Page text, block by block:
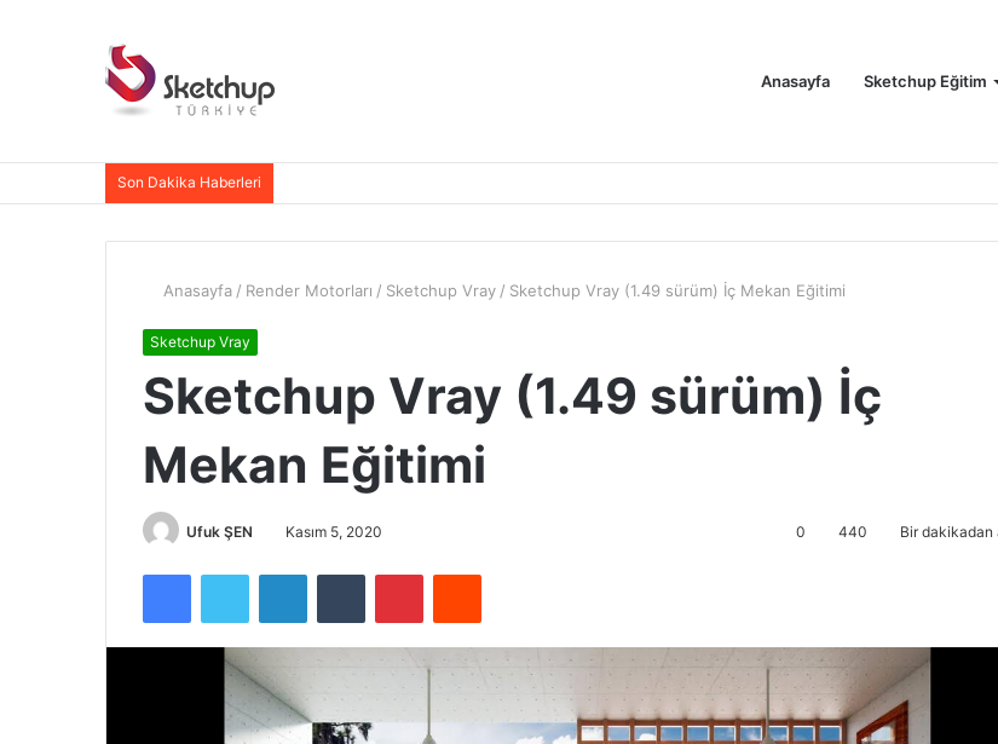
Anasayfa Sketchup Eğitim
Son Dakika Haberleri
Anasayfa / Render Motorları / Sketchup Vray / Sketchup Vray (1.49 sürüm) İç Mekan Eğitimi
Sketchup Vray
Sketchup Vray (1.49 sürüm) İç
Mekan Eğitimi
Ufuk ŞEN Kasım 5, 2020 0 440 Bir dakikadan